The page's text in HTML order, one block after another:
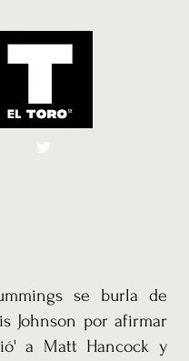
El Toro España
se burla de
Johnson por afirmar
a Matt Hancock y